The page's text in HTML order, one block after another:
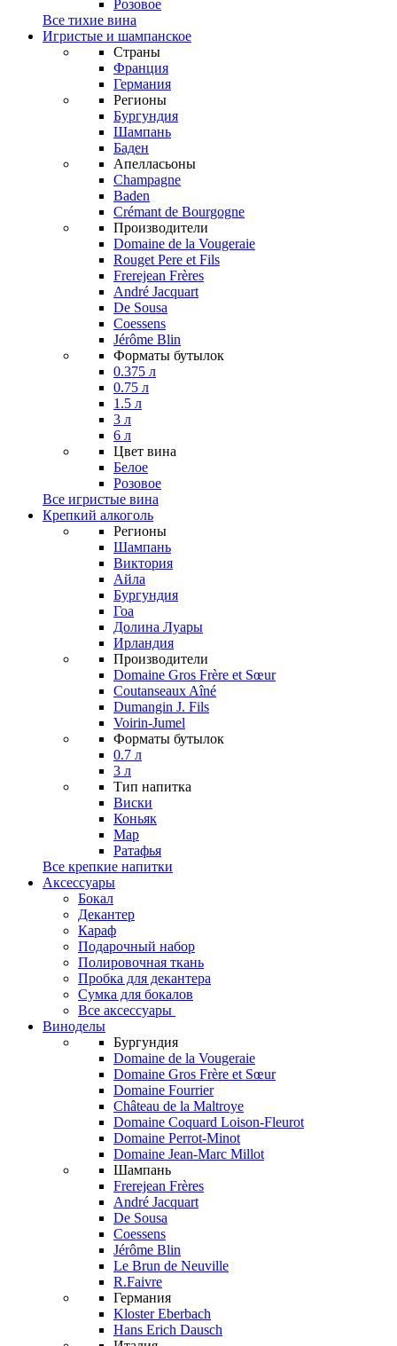
Розовое
Все тихие вина
Игристые и шампанское
Страны
Франция
Германия
Регионы
Бургундия
Шампань
Баден
Апелласьоны
Champagne
Baden
Crémant de Bourgogne
Производители
Domaine de la Vougeraie
Rouget Pere et Fils
Frerejean Frères
André Jacquart
De Sousa
Coessens
Jérôme Blin
Форматы бутылок
0.375 л
0.75 л
1.5 л
3 л
6 л
Цвет вина
Белое
Розовое
Все игристые вина
Крепкий алкоголь
Регионы
Шампань
Виктория
Айла
Бургундия
Гоа
Долина Луары
Ирландия
Производители
Domaine Gros Frère et Sœur
Coutanseaux Aîné
Dumangin J. Fils
Voirin-Jumel
Форматы бутылок
0.7 л
3 л
Тип напитка
Виски
Коньяк
Мар
Ратафья
Все крепкие напитки
Аксессуары
Бокал
Декантер
Караф
Подарочный набор
Полировочная ткань
Пробка для декантера
Сумка для бокалов
Все аксессуары
Виноделы
Бургундия
Domaine de la Vougeraie
Domaine Gros Frère et Sœur
Domaine Fourrier
Château de la Maltroye
Domaine Coquard Loison-Fleurot
Domaine Perrot-Minot
Domaine Jean-Marc Millot
Шампань
Frerejean Frères
André Jacquart
De Sousa
Coessens
Jérôme Blin
Le Brun de Neuville
R.Faivre
Германия
Kloster Eberbach
Hans Erich Dausch